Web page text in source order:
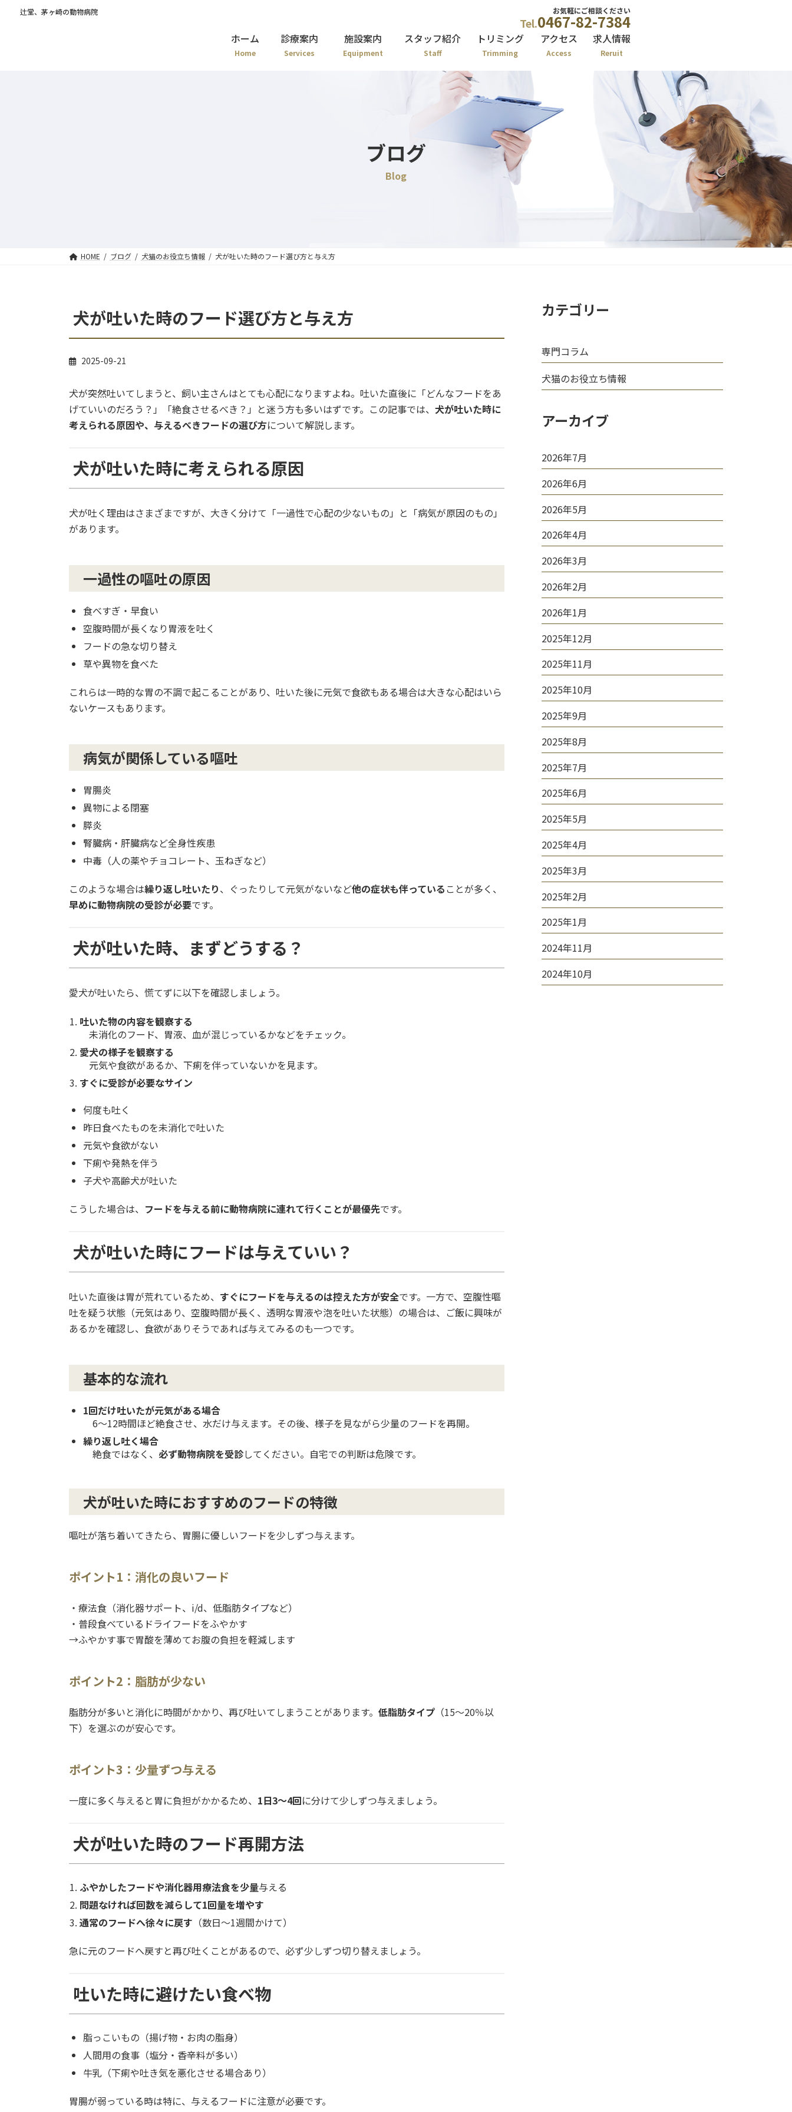
辻堂、茅ヶ崎の動物病院
ホーム
Home
診療案内
Services
施設案内
Equipment
スタッフ紹介
Staff
トリミング
Trimming
アクセス
Access
求人情報
Reruit
お気軽にご相談ください
Tel.0467-82-7384
ブログ
Blog
HOME ブログ 犬猫のお役立ち情報 犬が吐いた時のフード選び方と与え方
犬が吐いた時のフード選び方と与え方
2025-09-21
犬が突然吐いてしまうと、飼い主さんはとても心配になりますよね。吐いた直後に「どんなフードをあ
げていいのだろう？」「絶食させるべき？」と迷う方も多いはずです。この記事では、 犬が吐いた時に
考えられる原因や、与えるべきフードの選び方について解説します。
犬が吐いた時に考えられる原因
犬が吐く理由はさまざまですが、大きく分けて「一過性で心配の少ないもの」と「病気が原因のもの」
があります。
一過性の嘔吐の原因
食べすぎ・早食い
空腹時間が長くなり胃液を吐く
フードの急な切り替え
草や異物を食べた
これらは一時的な胃の不調で起こることがあり、吐いた後に元気で食欲もある場合は大きな心配はいら
ないケースもあります。
病気が関係している嘔吐
胃腸炎
異物による閉塞
膵炎
腎臓病・肝臓病など全身性疾患
中毒（人の薬やチョコレート、玉ねぎなど）
このような場合は繰り返し吐いたり、ぐったりして元気がないなど他の症状も伴っている ことが多く、
早めに動物病院の受診が必要です。
犬が吐いた時、まずどうする？
愛犬が吐いたら、慌てずに以下を確認しましょう。
吐いた物の内容を観察する
未消化のフード、胃液、血が混じっているかなどをチェック。
愛犬の様子を観察する
元気や食欲があるか、下痢を伴っていないかを見ます。
すぐに受診が必要なサイン
何度も吐く
昨日食べたものを未消化で吐いた
元気や食欲がない
下痢や発熱を伴う
子犬や高齢犬が吐いた
こうした場合は、 フードを与える前に動物病院に連れて行くことが最優先です。
犬が吐いた時にフードは与えていい？
吐いた直後は胃が荒れているため、 すぐにフードを与えるのは控えた方が安全です。一方で、空腹性嘔
吐を疑う状態（元気はあり、空腹時間が長く、透明な胃液や泡を吐いた状態）の場合は、ご飯に興味が
あるかを確認し、食欲がありそうであれば与えてみるのも一つです。
基本的な流れ
1回だけ吐いたが元気がある場合
6〜12時間ほど絶食させ、水だけ与えます。その後、様子を見ながら少量のフードを再開。
繰り返し吐く場合
絶食ではなく、 必ず動物病院を受診してください。自宅での判断は危険です。
犬が吐いた時におすすめのフードの特徴
嘔吐が落ち着いてきたら、胃腸に優しいフードを少しずつ与えます。
ポイント1：消化の良いフード
・療法食（消化器サポート、i/d、低脂肪タイプなど）
・普段食べているドライフードをふやかす
→ふやかす事で胃酸を薄めてお腹の負担を軽減します
ポイント2：脂肪が少ない
脂肪分が多いと消化に時間がかかり、再び吐いてしまうことがあります。 低脂肪タイプ （15〜20％以
下）を選ぶのが安心です。
ポイント3：少量ずつ与える
一度に多く与えると胃に負担がかかるため、 1日3〜4回に分けて少しずつ与えましょう。
犬が吐いた時のフード再開方法
ふやかしたフードや消化器用療法食を少量与える
問題なければ回数を減らして1回量を増やす
通常のフードへ徐々に戻す （数日〜1週間かけて）
急に元のフードへ戻すと再び吐くことがあるので、必ず少しずつ切り替えましょう。
吐いた時に避けたい食べ物
脂っこいもの（揚げ物・お肉の脂身）
人間用の食事（塩分・香辛料が多い）
牛乳（下痢や吐き気を悪化させる場合あり）
胃腸が弱っている時は特に、与えるフードに注意が必要です。
カテゴリー
専門コラム
犬猫のお役立ち情報
アーカイブ
2026年7月
2026年6月
2026年5月
2026年4月
2026年3月
2026年2月
2026年1月
2025年12月
2025年11月
2025年10月
2025年9月
2025年8月
2025年7月
2025年6月
2025年5月
2025年4月
2025年3月
2025年2月
2025年1月
2024年11月
2024年10月